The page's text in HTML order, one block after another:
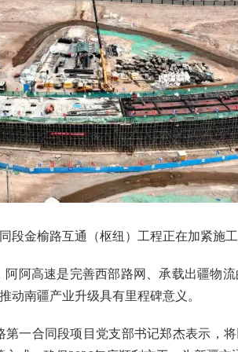
段金榆路互通（枢纽）工程正在加紧施工
阿高速是完善西部路网、承载出疆物
动南疆产业升级具有里程碑意义。
一合同段项目党支部书记郑杰表示，